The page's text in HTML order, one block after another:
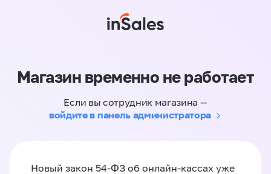
Магазин временно не работает
Если вы сотрудник магазина —
войдите в панель администратора
Новый закон 54-ФЗ об онлайн-кассах уже